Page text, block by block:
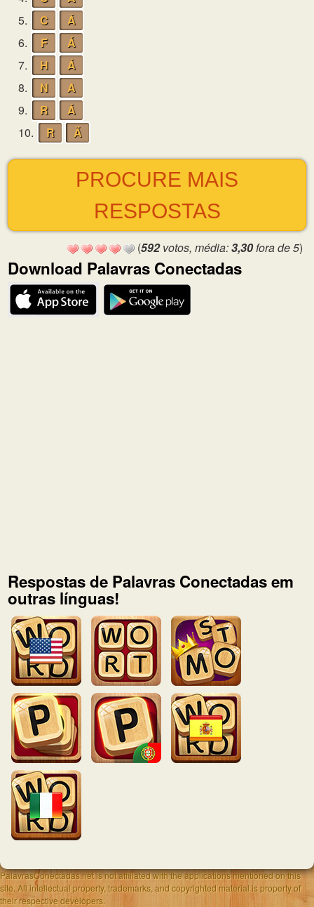
5.
C
Á
6.
F
Á
7.
H
Á
8.
N
A
9.
R
Á
10.
R Ã
PROCURE MAIS
RESPOSTAS
(592votos, média:3,30fora de 5)
Download Palavras Conectadas
Respostas de Palavras Conectadas em
outras línguas!
PalavrasConectadas.net is not affiliated with the applications mentioned on this
site. All intellectual property, trademarks, and copyrighted material is property of
their respective developers.